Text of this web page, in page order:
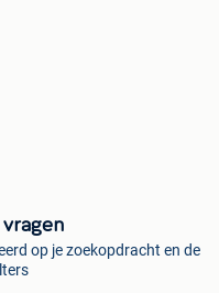
op je zoekopdracht en de